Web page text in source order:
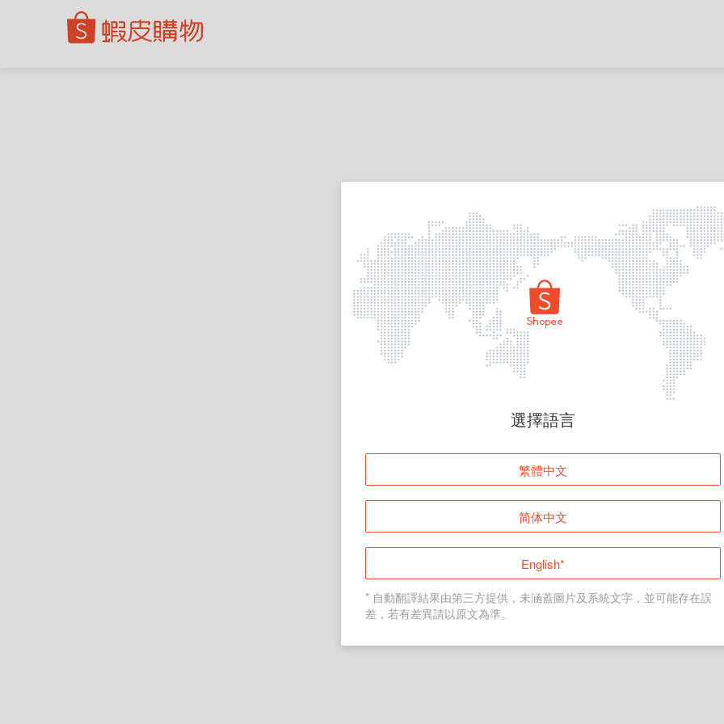
頁面無法顯示
登入
返回首頁
選擇語言
繁體中文
简体中文
English*
* 自動翻譯結果由第三方提供，未涵蓋圖片及系統文字，並可能存在誤
差，若有差異請以原文為準。